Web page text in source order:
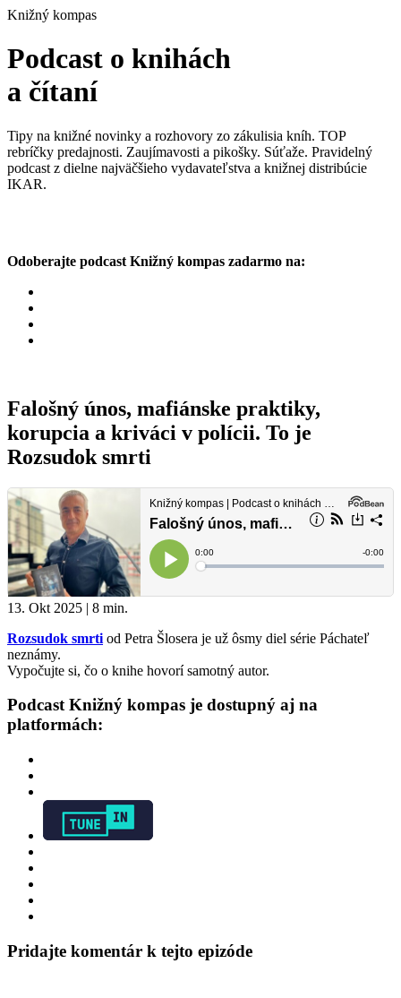
Knižný kompas
Podcast o knihách
a čítaní
Tipy na knižné novinky a rozhovory zo zákulisia kníh. TOP
rebríčky predajnosti. Zaujímavosti a pikošky. Súťaže. Pravidelný
podcast z dielne najväčšieho vydavateľstva a knižnej distribúcie
IKAR.
Odoberajte podcast Knižný kompas zadarmo na:
Falošný únos, mafiánske praktiky,
korupcia a kriváci v polícii. To je
Rozsudok smrti
13. Okt 2025 | 8 min.
Rozsudok smrti od Petra Šlosera je už ôsmy diel série Páchateľ
neznámy.
Vypočujte si, čo o knihe hovorí samotný autor.
Podcast Knižný kompas je dostupný aj na
platformách:
Pridajte komentár k tejto epizóde